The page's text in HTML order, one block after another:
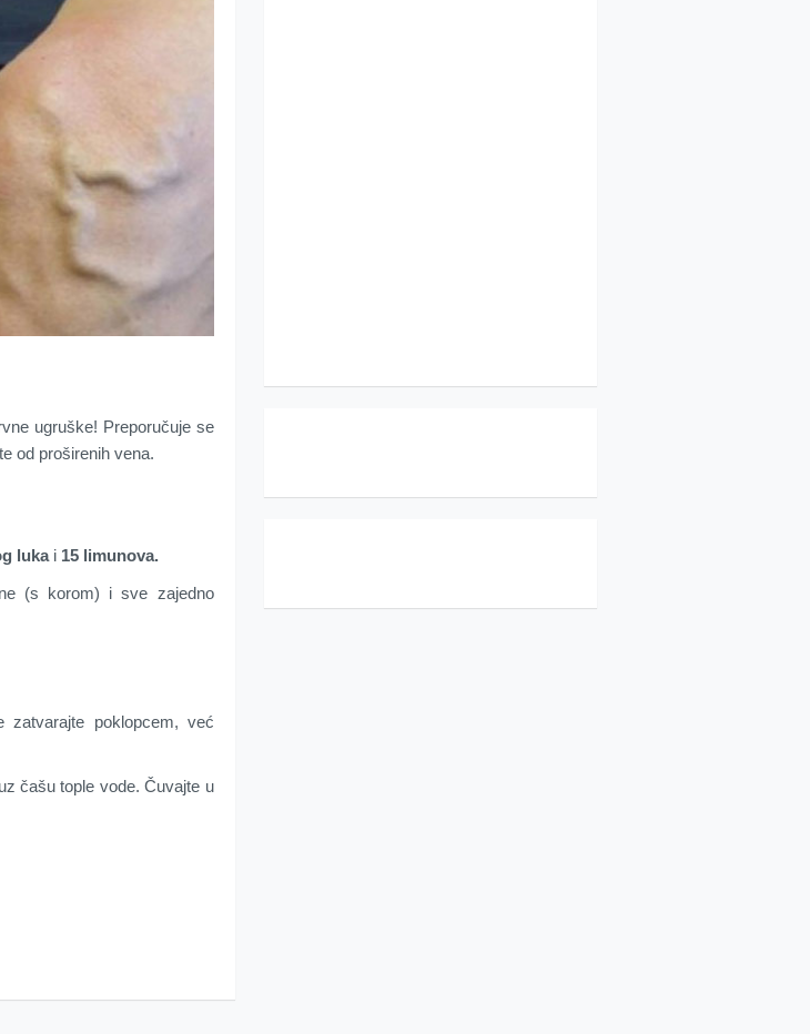
ugruške! Preporučuje se
od proširenih vena.
luka i 15 limunova.
(s korom) i sve zajedno
zatvarajte poklopcem, već
čašu tople vode. Čuvajte u